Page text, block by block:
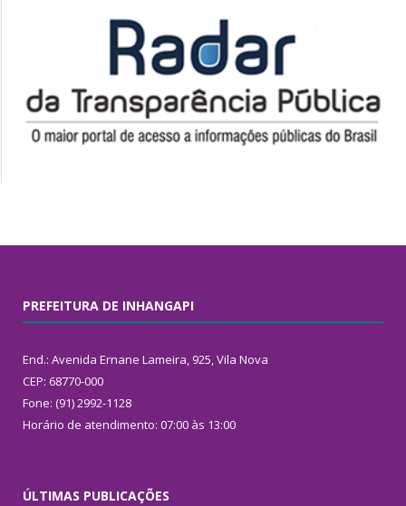
PREFEITURA DE INHANGAPI
End.: Avenida Ernane Lameira, 925, Vila Nova
CEP: 68770-000
Fone: (91) 2992-1128
Horário de atendimento: 07:00 às 13:00
ÚLTIMAS PUBLICAÇÕES